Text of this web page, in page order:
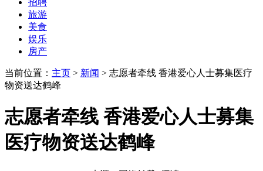
招聘
旅游
美食
娱乐
房产
当前位置： 主页 > 新闻 > 志愿者牵线 香港爱心人士募集医疗
物资送达鹤峰
志愿者牵线 香港爱心人士募集
医疗物资送达鹤峰